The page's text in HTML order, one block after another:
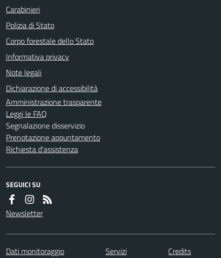
Carabinieri
Polizia di Stato
Corpo forestale dello Stato
Informativa privacy
Note legali
Dichiarazione di accessibilità
Amministrazione trasparente
Leggi le FAQ
Segnalazione disservizio
Prenotazione appuntamento
Richiesta d'assistenza
SEGUICI SU
Newsletter
Dati monitoraggio Servizi
Credits